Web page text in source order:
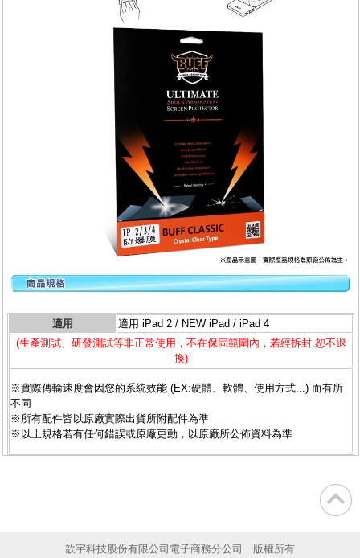
適用
適用 iPad 2 / NEW iPad / iPad 4
(生產測試、研發測試等非正常使用，不在保固範圍內，若經拆封.恕不退
換)
※實際傳輸速度會因您的系統效能 (EX:硬體、軟體、使用方式...) 而有所
不同
※所有配件皆以原廠實際出貨所附配件為準
※以上規格若有任何錯誤或原廠更動，以原廠所公佈資料為準
歆宇科技股份有限公司電子商務分公司 版權所有